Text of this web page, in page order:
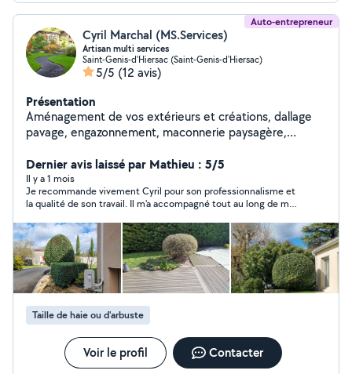
Auto-entrepreneur
Cyril Marchal (MS.Services)
Artisan multi services
Saint-Genis-d'Hiersac (Saint-Genis-d'Hiersac)
5/5 (12 avis)
Présentation
Aménagement de vos extérieurs et créations, dallage
pavage, engazonnement, maconnerie paysagère,
services à la personne dans l'entretien de jardin : tonte
de pelouse, taille de haies, débroussaillage. Mais aussi
surveillance temporaire de domicile,travaux de
bricolage, d'intérieur, professionnalisme, proximité et
prestations adaptées à vos besoins. Profitez de 50%*
de crédit d'impôt sur nos services, pour un confort
accessible et un extérieur toujours soigné. *CESU
ACCEPTÉ A bientôt
Dernier avis laissé par Mathieu : 5/5
Il y a 1 mois
Je recommande vivement Cyril pour son professionnalisme et
la qualité de son travail. Il m'a accompagné tout au long de mon
et de bon conseil. Le résultat est parfaitement conforme à mes
attentes. C'est un artisan sérieux et fiable que je n'hésiterai pas
à recontacter pour de futurs projets. Merci encore !
Taille de haie ou d'arbuste
Voir le profil Contacter